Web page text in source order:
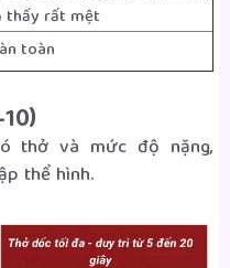
thấy rất mệt
toàn
thở và mức độ nặng,
thể hình.